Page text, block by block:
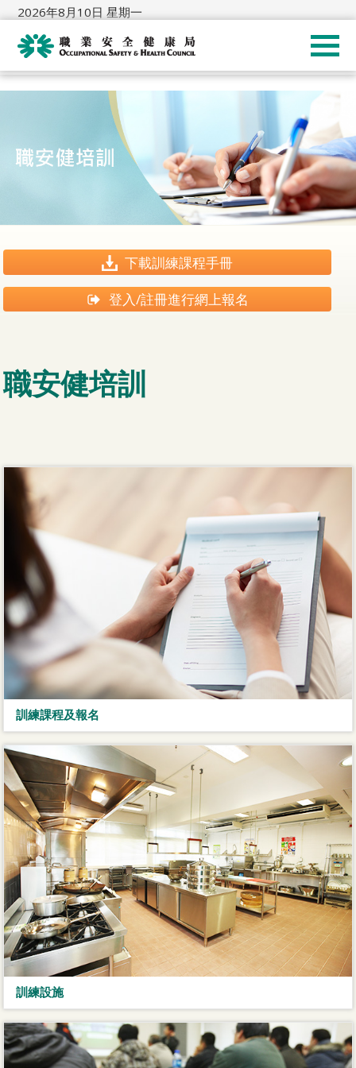
2026年8月10日 星期一
下載訓練課程手冊
登入/註冊進行網上報名
職安健培訓
訓練課程及報名
訓練設施